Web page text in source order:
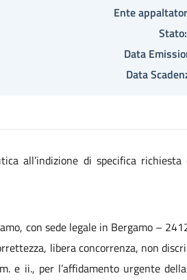
Ente
Stato:
Data
Data
all’indizione di specifica
con sede legale in Bergamo –
libera concorrenza, non
e ii., per l’affidamento urgente